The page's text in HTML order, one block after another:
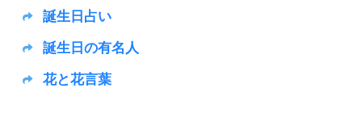
誕生日占い
誕生日の有名人
花と花言葉